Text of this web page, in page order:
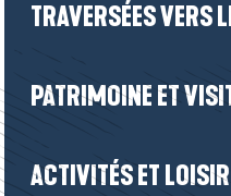
TRAVERSÉES VERS
PATRIMOINE ET
ACTIVITÉS ET